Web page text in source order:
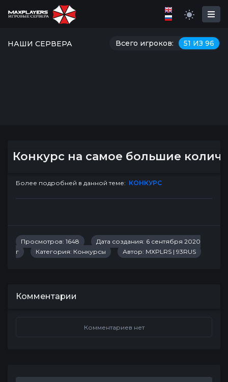
Всего игроков: 51 ИЗ 96
НАШИ СЕРВЕРА
Конкурс на самое большие
Более подробней в данной теме: КОНКУРС
Просмотров: 1648
Дата создания: 6 сентября 2020
г
Категория: Конкурсы Автор: MXPLRS | 93RUS
Комментарии
Комментариев нет